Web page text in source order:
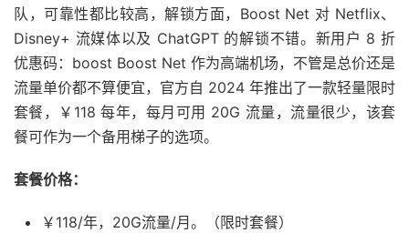
队，可靠性都比较高，解锁方面，Boost Net 对 Netflix、
Disney+ 流媒体以及 ChatGPT 的解锁不错。新用户 8 折
优惠码：boost Boost Net 作为高端机场，不管是总价还是
流量单价都不算便宜，官方自 2024 年推出了一款轻量限时
套餐，￥118 每年，每月可用 20G 流量，流量很少，该套
餐可作为一个备用梯子的选项。
套餐价格：
￥118/年，20G流量/月。（限时套餐）